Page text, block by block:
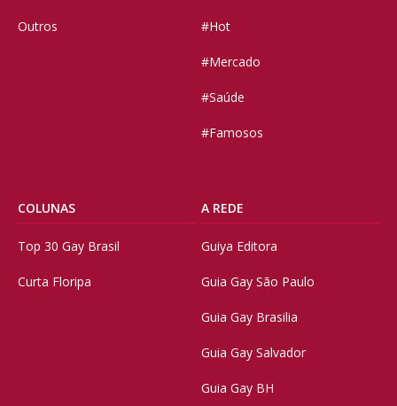
Outros #Hot
#Mercado
#Saúde
#Famosos
COLUNAS
Top 30 Gay Brasil
Curta Floripa
A REDE
Guiya Editora
Guia Gay São Paulo
Guia Gay Brasilia
Guia Gay Salvador
Guia Gay BH